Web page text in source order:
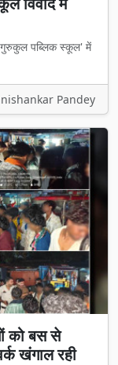
'गुरुकुल पब्लिक स्कूल' में
Pandey
को बस से
खंगाल रही